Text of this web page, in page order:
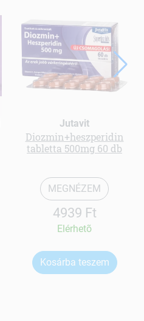
Jutavit
Diozmin+heszperidin
tabletta 500mg 60 db
MEGNÉZEM
4939 Ft
Elérhetõ
Kosárba teszem